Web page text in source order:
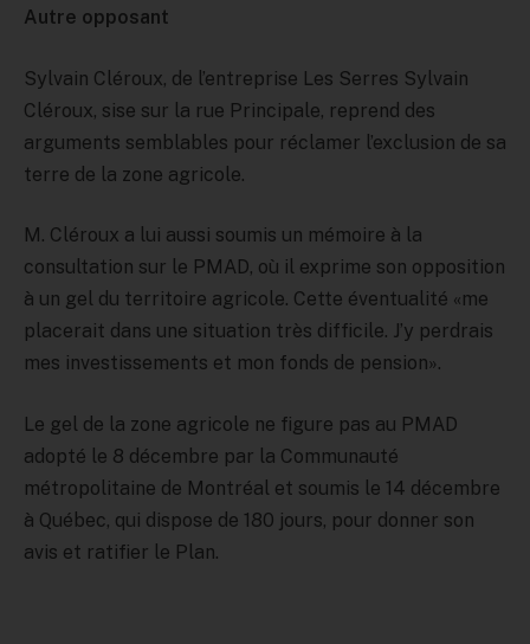
Autre opposant
Sylvain Cléroux, de l’entreprise Les Serres Sylvain
Cléroux, sise sur la rue Principale, reprend des
arguments semblables pour réclamer l’exclusion de sa
terre de la zone agricole.
M. Cléroux a lui aussi soumis un mémoire à la
consultation sur le PMAD, où il exprime son opposition
à un gel du territoire agricole. Cette éventualité «me
placerait dans une situation très difficile. J’y perdrais
mes investissements et mon fonds de pension».
Le gel de la zone agricole ne figure pas au PMAD
adopté le 8 décembre par la Communauté
métropolitaine de Montréal et soumis le 14 décembre
à Québec, qui dispose de 180 jours, pour donner son
avis et ratifier le Plan.